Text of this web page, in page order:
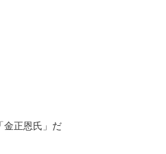
金正恩氏」だ